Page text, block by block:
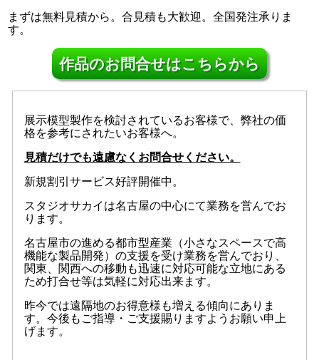
まずは無料見積から。合見積も大歓迎。全国発注承りま
す。
作品のお問合せはこちらから
展示模型製作を検討されているお客様で、弊社の価
格を参考にされたいお客様へ。
見積だけでも遠慮なくお問合せください。
新規割引サービス好評開催中。
スタジオサカイは名古屋の中心にて業務を営んでお
ります。
名古屋市の進める都市型産業（小さなスペースで高
機能な製品開発）の支援を受け業務を営んでおり、
関東、関西への移動も迅速に対応可能な立地にある
ため打合せ等は気軽に対応出来ます。
昨今では遠隔地のお得意様も増える傾向にありま
す。今後もご指導・ご支援賜りますようお願い申上
げます。